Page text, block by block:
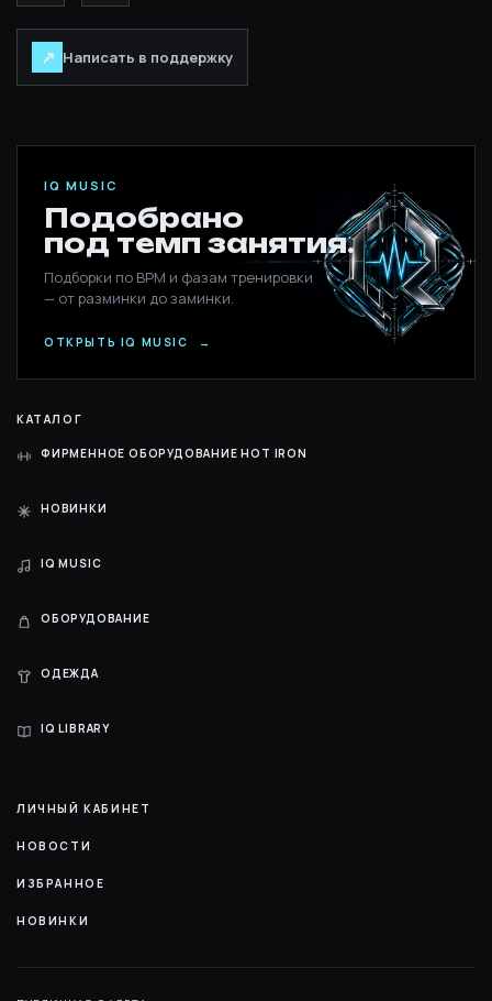
↗ Написать в поддержку
IQ MUSIC
Подобрано
под темп занятия.
Подборки по BPM и фазам тренировки
— от разминки до заминки.
ОТКРЫТЬ IQ MUSIC →
КАТАЛОГ
ФИРМЕННОЕ ОБОРУДОВАНИЕ HOT IRON
НОВИНКИ
IQ MUSIC
ОБОРУДОВАНИЕ
ОДЕЖДА
IQ LIBRARY
ЛИЧНЫЙ КАБИНЕТ
НОВОСТИ
ИЗБРАННОЕ
НОВИНКИ